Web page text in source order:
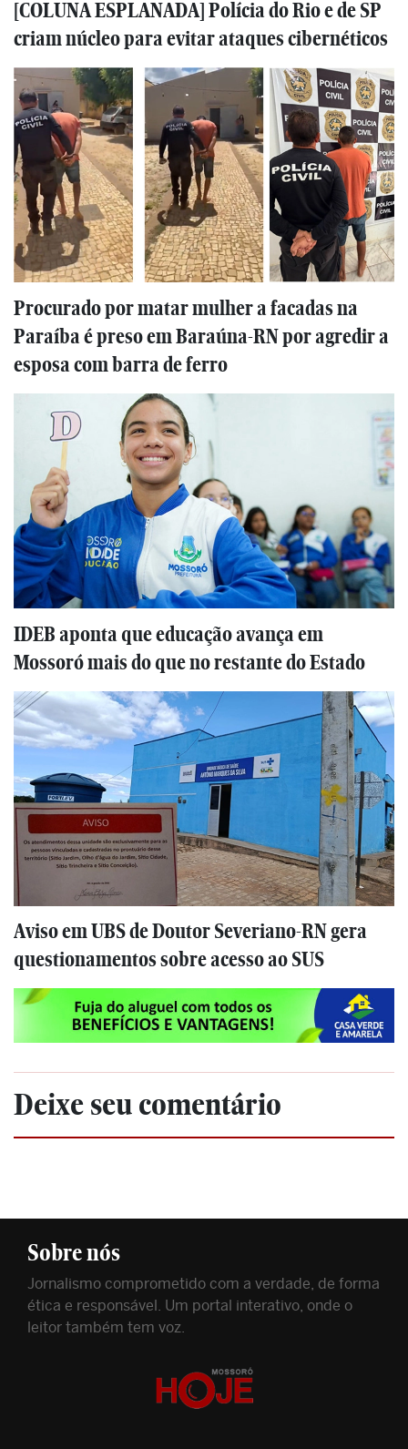
[COLUNA ESPLANADA] Polícia do Rio e de SP
criam núcleo para evitar ataques cibernéticos
Procurado por matar mulher a facadas na
Paraíba é preso em Baraúna-RN por agredir a
esposa com barra de ferro
IDEB aponta que educação avança em
Mossoró mais do que no restante do Estado
Aviso em UBS de Doutor Severiano-RN gera
questionamentos sobre acesso ao SUS
Deixe seu comentário
Sobre nós
Jornalismo comprometido com a verdade, de forma
ética e responsável. Um portal interativo, onde o
leitor também tem voz.